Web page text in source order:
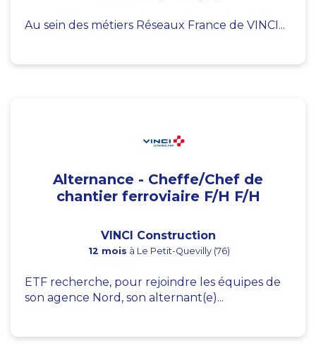
Au sein des métiers Réseaux France de VINCI...
Alternance - Cheffe/Chef de
chantier ferroviaire F/H F/H
VINCI Construction
12 mois à Le Petit-Quevilly (76)
ETF recherche, pour rejoindre les équipes de
son agence Nord, son alternant(e)...